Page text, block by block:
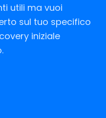
utili ma vuoi
sul tuo specifico
iniziale